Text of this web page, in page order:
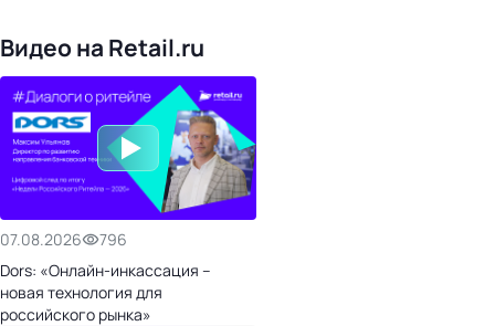
Видео на Retail.ru
07.08.2026
796
Dors: «Онлайн-инкассация –
новая технология для
российского рынка»